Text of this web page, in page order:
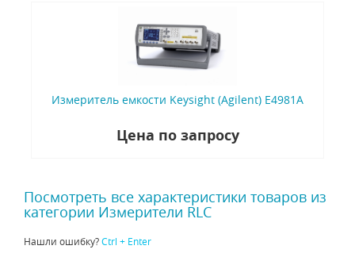
Измеритель емкости Keysight (Agilent) E4981A
Цена по запросу
Посмотреть все характеристики товаров из
категории Измерители RLC
Нашли ошибку?Ctrl + Enter